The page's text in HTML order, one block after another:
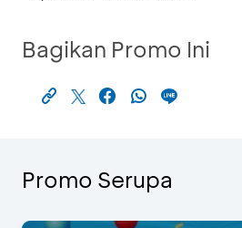
Bagikan Promo Ini
Promo Serupa